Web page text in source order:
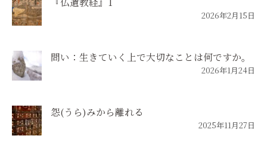
2026年2月15日
問い：生きていく上で大切なことは何ですか。
2026年1月24日
怨(うら)みから離れる
2025年11月27日